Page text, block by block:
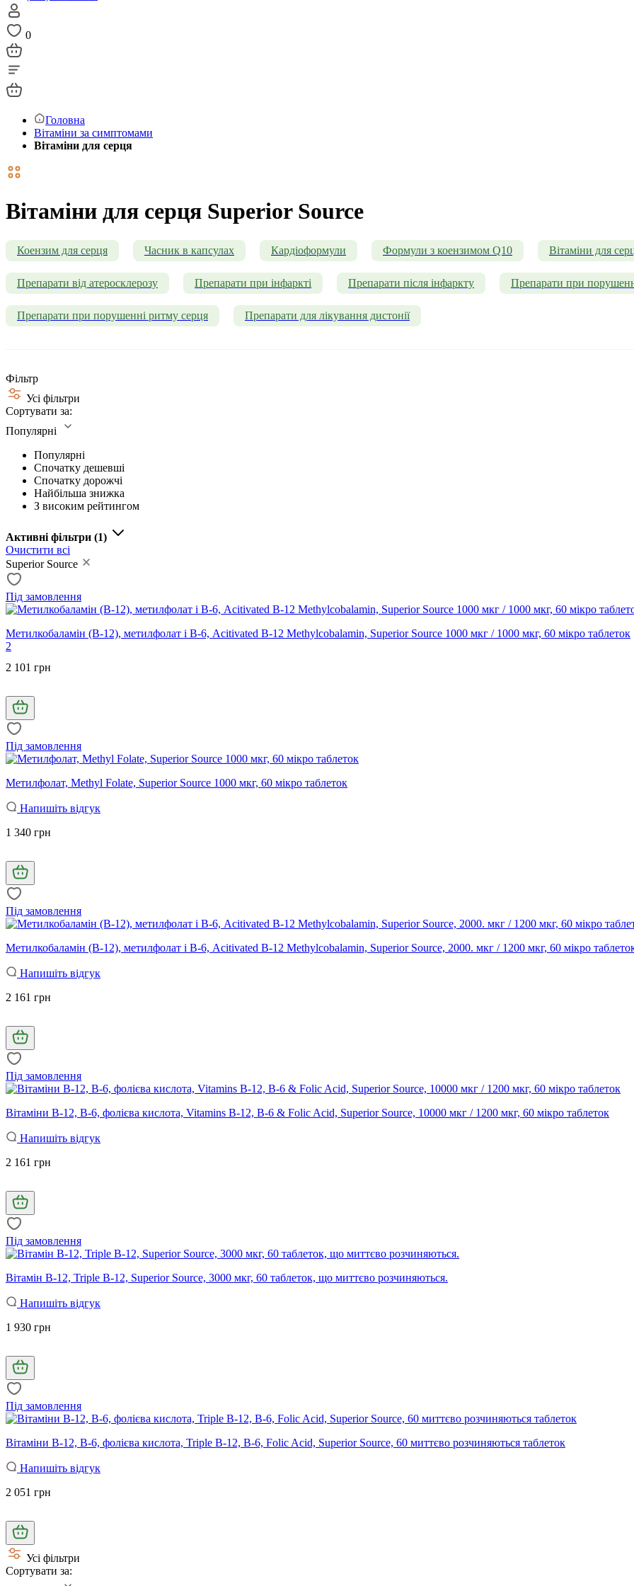
0
Головна
Вітаміни за симптомами
Вітаміни для серця
Вітаміни для серця Superior Source
Коензим для серця Часник в капсулах Кардіоформули Формули з коензимом Q10 Вітаміни для
Препарати від атеросклерозу Препарати при інфаркті Препарати після інфаркту Препарати при
Препарати при порушенні ритму серця Препарати для лікування дистонії
Фільтр
Усі фільтри
Сортувати за:
Популярні
Популярні
Спочатку дешевші
Спочатку дорожчі
Найбільша знижка
З високим рейтингом
Активні фільтри (1)
Очистити всі
Superior Source
Під замовлення
Метилкобаламін (В-12), метилфолат і В-6, Аcitivated B-12 Methylcobalamin, Superior Source 1000 мкг / 1000 мкг, 60 мікро таблеток
2
2 101 грн
Під замовлення
Метилфолат, Methyl Folate, Superior Source 1000 мкг, 60 мікро таблеток
Напишіть відгук
1 340 грн
Під замовлення
Метилкобаламін (В-12), метилфолат і В-6, Аcitivated B-12 Methylcobalamin, Superior Source, 2000. мкг / 1200 мкг, 60 мікро
Напишіть відгук
2 161 грн
Під замовлення
Вітаміни В-12, В-6, фолієва кислота, Vitamins B-12, B-6 & Folic Acid, Superior Source, 10000 мкг / 1200 мкг, 60 мікро таблеток
Напишіть відгук
2 161 грн
Під замовлення
Вітамін В-12, Triple B-12, Superior Source, 3000 мкг, 60 таблеток, що миттєво розчиняються.
Напишіть відгук
1 930 грн
Під замовлення
Вітаміни В-12, В-6, фолієва кислота, Triple B-12, B-6, Folic Acid, Superior Source, 60 миттєво розчиняються таблеток
Напишіть відгук
2 051 грн
Усі фільтри
Сортувати за: